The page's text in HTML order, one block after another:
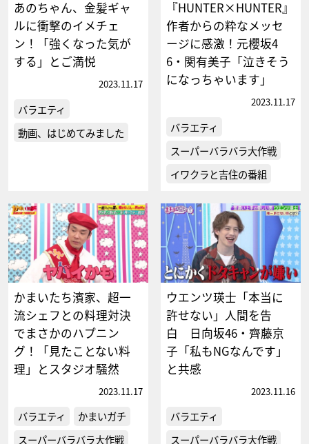
あのちゃん、金髪ギャ
ルに衝撃のイメチェ
ン！「強くなった気が
する」とご満悦
2023.11.17
バラエティ
動画、はじめてみました
『HUNTER×HUNTER』
作者からの粋なメッセ
ージに感激！元櫻坂4
6・関有美子「泣きそう
になっちゃいます」
2023.11.17
バラエティ
スーパーバラバラ大作戦
イワクラと吉住の番組
かまいたち濱家、超一
流シェフとの料理対決
でまさかのハプニン
グ！「見たことない料
理」とスタジオ騒然
2023.11.17
バラエティ
かまいガチ
スーパーバラバラ大作戦
ウエンツ瑛士「本当に
許せない」人間を告
白 日向坂46・齊藤京
子「私もNGなんです」
と共感
2023.11.16
バラエティ
スーパーバラバラ大作戦